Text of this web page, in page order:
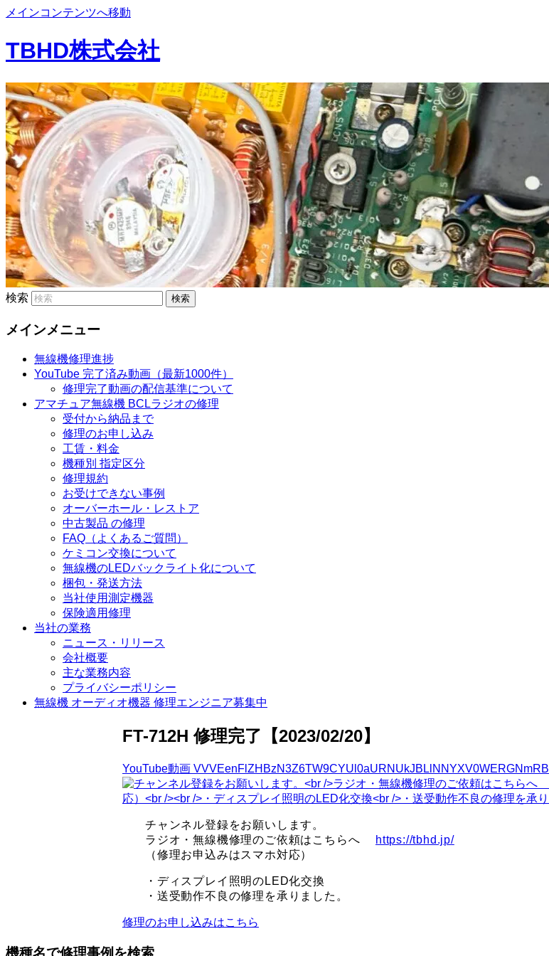
メインコンテンツへ移動
TBHD株式会社
検索
メインメニュー
無線機修理進捗
YouTube 完了済み動画（最新1000件）
修理完了動画の配信基準について
アマチュア無線機 BCLラジオの修理
受付から納品まで
修理のお申し込み
工賃・料金
機種別 指定区分
修理規約
お受けできない事例
オーバーホール・レストア
中古製品 の修理
FAQ（よくあるご質問）
ケミコン交換について
無線機のLEDバックライト化について
梱包・発送方法
当社使用測定機器
保険適用修理
当社の業務
ニュース・リリース
会社概要
主な業務内容
プライバシーポリシー
無線機 オーディオ機器 修理エンジニア募集中
FT-712H 修理完了【2023/02/20】
YouTube動画 VVVEenFlZHBzN3Z6TW9CYUl0aURNUkJBLlNNYXV0WERGNmRB
チャンネル登録をお願いします。
ラジオ・無線機修理のご依頼はこちらへ
https://tbhd.jp/
（修理お申込みはスマホ対応）
・ディスプレイ照明のLED化交換
・送受動作不良の修理を承りました。
修理のお申し込みはこちら
機種名で修理事例を検索